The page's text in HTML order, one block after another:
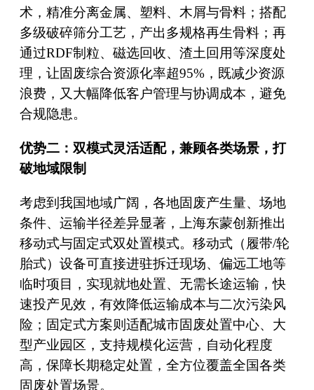
术，精准分离金属、塑料、木屑与骨料；搭配
多级破碎筛分工艺，产出多规格再生骨料；再
通过RDF制粒、磁选回收、渣土回用等深度处
理，让固废综合资源化率超95%，既减少资源
浪费，又大幅降低客户管理与协调成本，避免
合规隐患。
优势二：双模式灵活适配，兼顾各类场景，打
破地域限制
考虑到我国地域广阔，各地固废产生量、场地
条件、运输半径差异显著，上海东蒙创新推出
移动式与固定式双处置模式。移动式（履带/轮
胎式）设备可直接进驻拆迁现场、偏远工地等
临时项目，实现就地处置、无需长途运输，快
速投产见效，有效降低运输成本与二次污染风
险；固定式方案则适配城市固废处置中心、大
型产业园区，支持规模化运营，自动化程度
高，保障长期稳定处置，全方位覆盖全国各类
固废处置场景。